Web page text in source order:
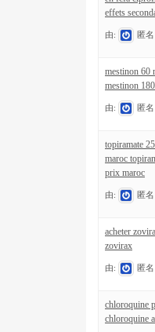
effets
由: 匿名
mestinon 60
mestinon
由: 匿名
topiramate
maroc
prix maroc
由: 匿名
acheter
zovirax
由: 匿名
chloroquine
chloroquine